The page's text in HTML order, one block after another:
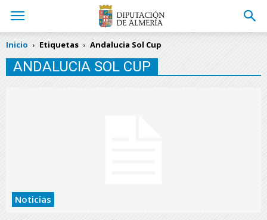
Inicio Etiquetas Andalucia Sol Cup
ANDALUCIA SOL CUP
Noticias